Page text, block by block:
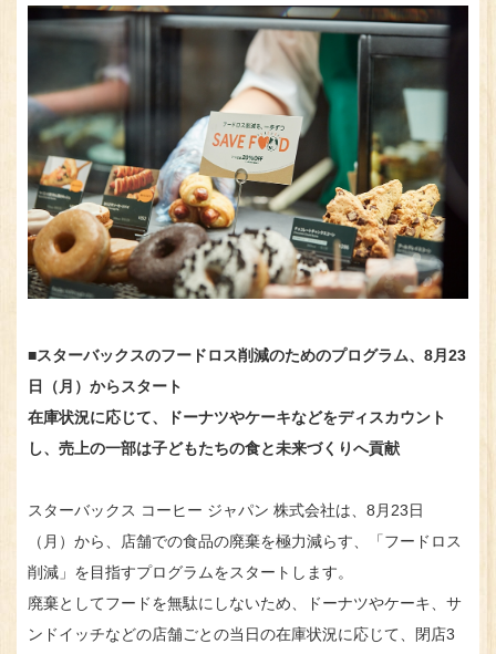
■スターバックスのフードロス削減のためのプログラム、8月23
日（月）からスタート
在庫状況に応じて、ドーナツやケーキなどをディスカウント
し、売上の一部は子どもたちの食と未来づくりへ貢献
スターバックス コーヒー ジャパン 株式会社は、8月23日
（月）から、店舗での食品の廃棄を極力減らす、「フードロス
削減」を目指すプログラムをスタートします。
廃棄としてフードを無駄にしないため、ドーナツやケーキ、サ
ンドイッチなどの店舗ごとの当日の在庫状況に応じて、閉店3